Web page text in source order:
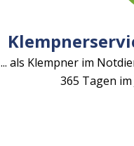
... als Klempner im
365 Tagen